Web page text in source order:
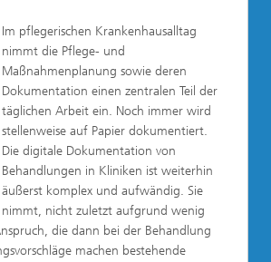
Im pflegerischen Krankenhausalltag
nimmt die Pflege- und
Maßnahmenplanung sowie deren
Dokumentation einen zentralen Teil der
täglichen Arbeit ein. Noch immer wird
stellenweise auf Papier dokumentiert.
Die digitale Dokumentation von
Behandlungen in Kliniken ist weiterhin
äußerst komplex und aufwändig. Sie
nimmt, nicht zuletzt aufgrund wenig
die dann bei der Behandlung
machen bestehende